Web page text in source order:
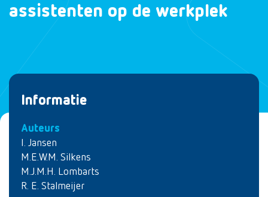
assistenten op de werkplek
Informatie
Auteurs
I. Jansen
M.E.W.M. Silkens
M.J.M.H. Lombarts
R. E. Stalmeijer